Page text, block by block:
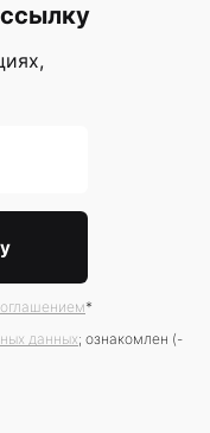
*
данных; ознакомлен (-